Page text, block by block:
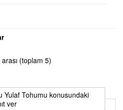
(toplam 5)
Yulaf Tohumu konusundaki
ver